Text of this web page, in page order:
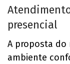
presencial
A proposta do
ambiente